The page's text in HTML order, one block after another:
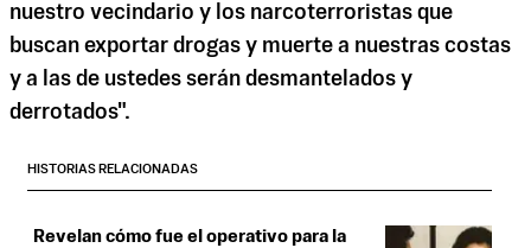
nuestro vecindario y los narcoterroristas que
buscan exportar drogas y muerte a nuestras costas
y a las de ustedes serán desmantelados y
derrotados".
HISTORIAS RELACIONADAS
Revelan cómo fue el operativo para la